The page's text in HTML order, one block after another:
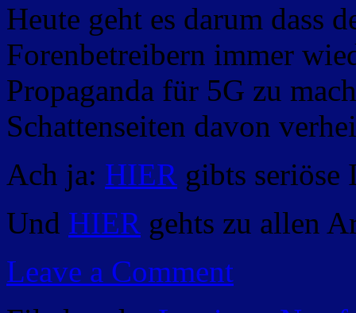
Heute geht es darum dass
Forenbetreibern immer
Propaganda für 5G zu
Schattenseiten davon
Ach ja: HIER gibts
Und HIER gehts zu allen
Leave a Comment